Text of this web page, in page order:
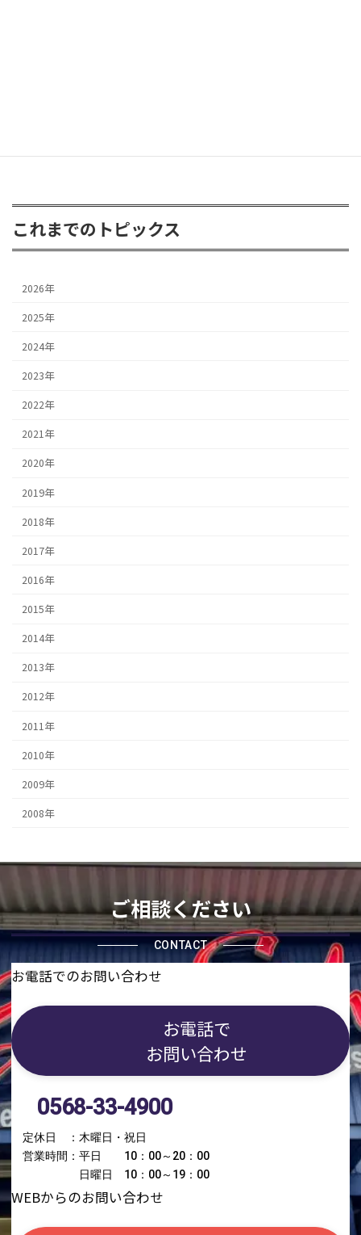
これまでのトピックス
2026年
2025年
2024年
2023年
2022年
2021年
2020年
2019年
2018年
2017年
2016年
2015年
2014年
2013年
2012年
2011年
2010年
2009年
2008年
ご相談ください
CONTACT
お電話でのお問い合わせ
お電話で
お問い合わせ
0568-33-4900
定休日 ：木曜日・祝日
営業時間：平日 10：00～20：00
日曜日 10：00～19：00
WEBからのお問い合わせ